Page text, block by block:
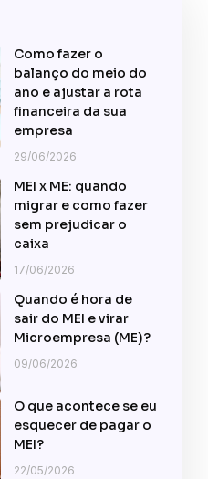
Como fazer o
balanço do meio do
ano e ajustar a rota
financeira da sua
empresa
29/06/2026
MEI x ME: quando
migrar e como fazer
sem prejudicar o
caixa
17/06/2026
Quando é hora de
sair do MEI e virar
Microempresa (ME)?
09/06/2026
O que acontece se eu
esquecer de pagar o
MEI?
22/05/2026